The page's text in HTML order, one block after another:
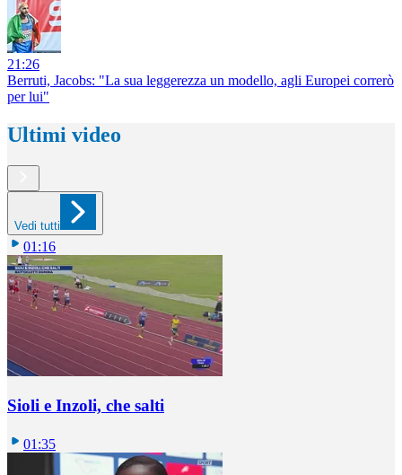
21:26
Berruti, Jacobs: "La sua leggerezza un modello, agli Europei correrò
per lui"
Ultimi video
Vedi tutti
01:16
Sioli e Inzoli, che salti
01:35